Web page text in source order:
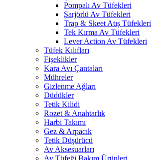
Pompalı Av Tüfekleri
Şarjörlü Av Tüfekleri
Trap & Skeet Atış Tüfekleri
Tek Kırma Av Tüfekleri
Lever Action Av Tüfekleri
Tüfek Kılıfları
Fişeklikler
Kara Avı Çantaları
Mühreler
Gizlenme Ağları
Düdükler
Tetik Kilidi
Rozet & Anahtarlık
Harbi Takımı
Gez & Arpacık
Tetik Düşürücü
Av Aksesuarları
Av Tüfeği Bakım Ürünleri